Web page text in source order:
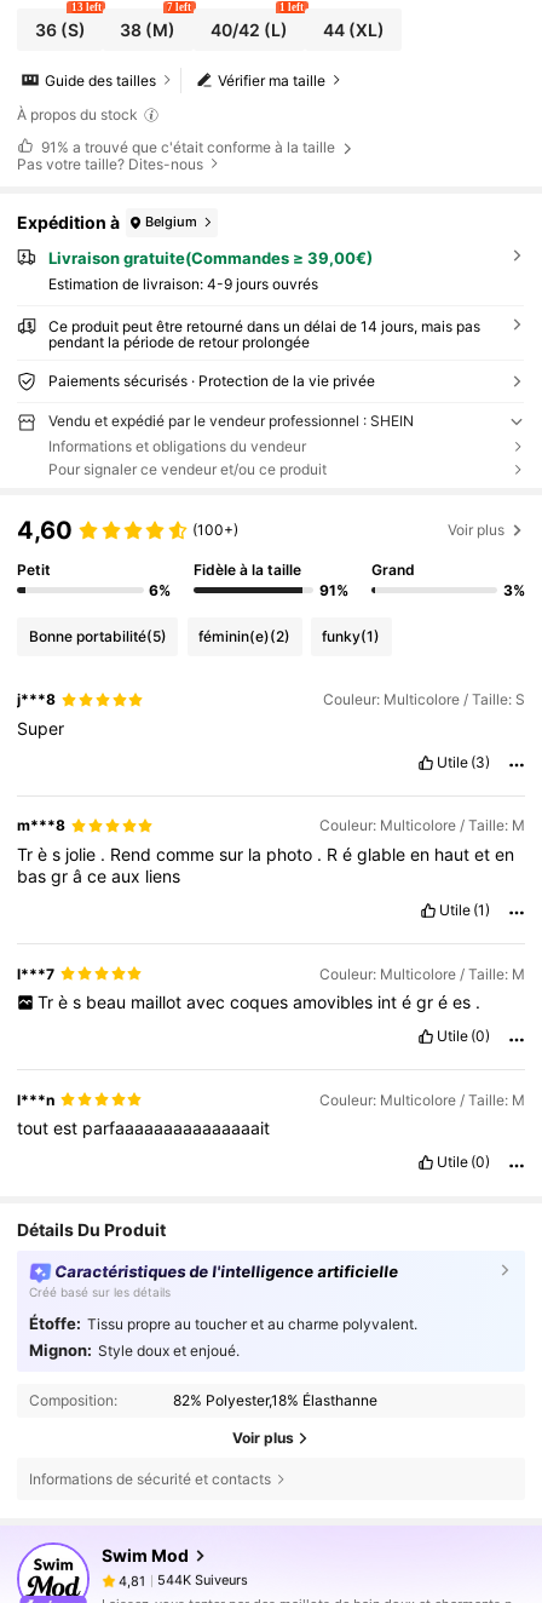
36(S)
13 left
38 (M)
7 left
40/42 (L)
1 left
44(XL)
Vérifier ma taille
Guide des tailles
À propos du stock
91% a trouvé que c'était conforme à la taille
Pas votre taille? Dites-nous
Expédition à Belgium
Livraison gratuite(Commandes ≥ 39,00€)
Estimation de livraison: 4-9 jours ouvrés
Ce produit peut être retourné dans un délai de 14 jours, mais pas
pendant la période de retour prolongée
Paiements sécurisés · Protection de la vie privée
Vendu et expédié par le vendeur professionnel : SHEIN
Informations et obligations du vendeur
Pour signaler ce vendeur et/ou ce produit
4,60 (100+) Voir plus
Petit
6%
Fidèle à la taille
91%
Grand
3%
Bonne portabilité(5) féminin(e)(2) funky(1)
j***8 Couleur: Multicolore / Taille: S
Super
Utile (3)
m***8 Couleur: Multicolore / Taille: M
Très jolie . Rendcommesur la photo . Réglableen hauteten
basgrâceaux liens
Utile (1)
l***7 Couleur: Multicolore / Taille: M
Tr è s beau maillot avec coques amovibles int é gr é es .
Utile (0)
l***n Couleur: Multicolore / Taille: M
toutest parfaaaaaaaaaaaaaaait
Utile (0)
Détails Du Produit
Caractéristiques de l'intelligence artificielle
Créé basé sur les détails
Étoffe: Tissu propre au toucher et au charme polyvalent.
Mignon: Style doux et enjoué.
Composition: 82% Polyester,18% Élasthanne
Voir plus
Informations de sécurité et contacts
Swim Mod
4,81
544K Suiveurs
b***9est en train de naviguer